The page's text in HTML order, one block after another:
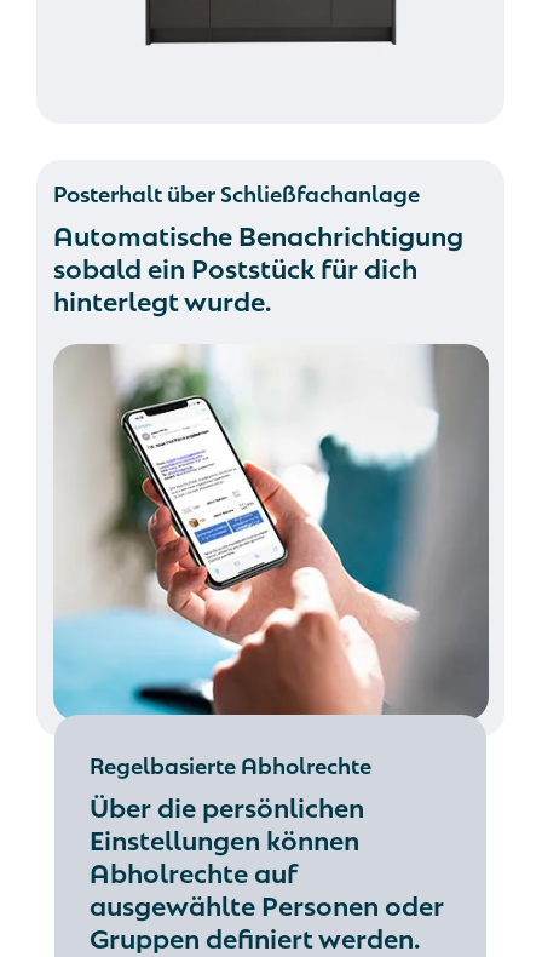
Posterhalt über Schließfachanlage
Automatische Benachrichtigung
sobald ein Poststück für dich
hinterlegt wurde.
Regelbasierte Abholrechte
Über die persönlichen
Einstellungen können
Abholrechte auf
ausgewählte Personen oder
Gruppen definiert werden.